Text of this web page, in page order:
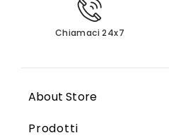
Chiamaci 24x7
About Store
Prodotti